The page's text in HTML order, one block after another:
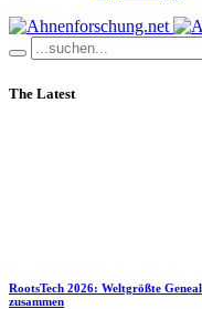
The Latest
RootsTech 2026: Weltgrößte
zusammen